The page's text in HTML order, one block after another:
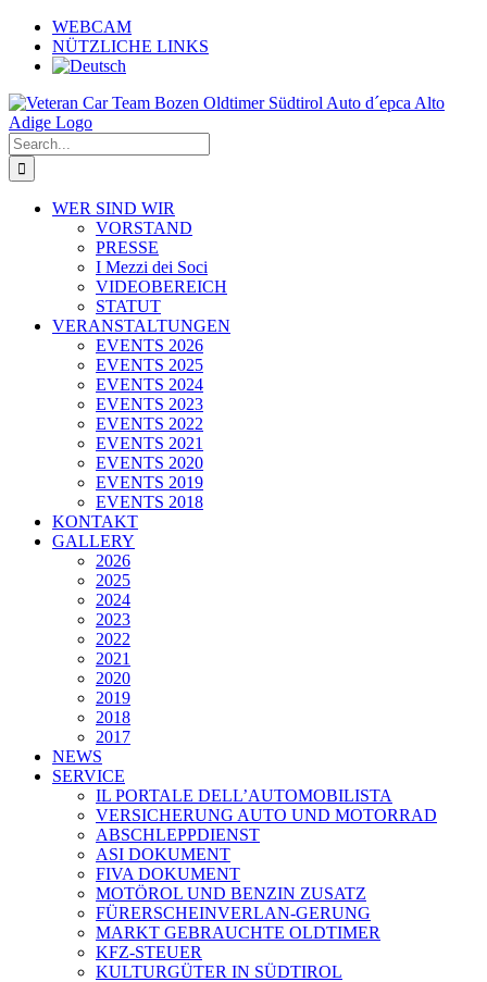
Skip
content
WEBCAM
NÜTZLICHE LINKS
Search
for:
WER SIND WIR
VORSTAND
PRESSE
I Mezzi dei Soci
VIDEOBEREICH
STATUT
VERANSTALTUNGEN
EVENTS 2026
EVENTS 2025
EVENTS 2024
EVENTS 2023
EVENTS 2022
EVENTS 2021
EVENTS 2020
EVENTS 2019
EVENTS 2018
KONTAKT
GALLERY
2026
2025
2024
2023
2022
2021
2020
2019
2018
2017
NEWS
SERVICE
IL PORTALE DELL’AUTOMOBILISTA
VERSICHERUNG AUTO UND MOTORRAD
ABSCHLEPPDIENST
ASI DOKUMENT
FIVA DOKUMENT
MOTÖROL UND BENZIN ZUSATZ
FÜRERSCHEINVERLAN-GERUNG
MARKT GEBRAUCHTE OLDTIMER
KFZ-STEUER
KULTURGÜTER IN SÜDTIROL